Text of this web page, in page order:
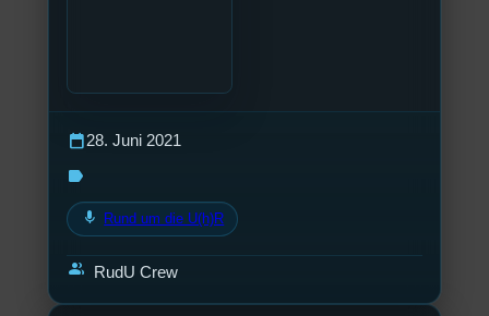
calendar_today28. Juni 2021
label
mic Rund um die U(h)R
group RudU Crew